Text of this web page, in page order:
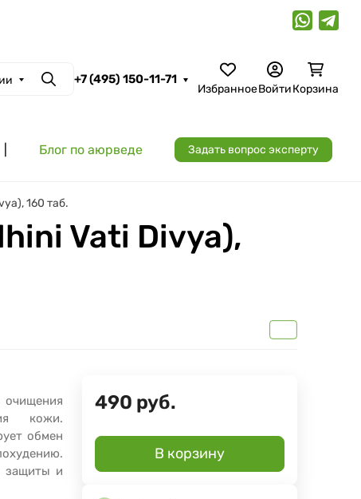
Поиск
+7 (495) 150-11-71
ИзбранноеВойтиКорзина
Блог по аюрведе Задать вопрос эксперту
160 таб.
Vati Divya),
очищения
кожи.
обмен
защиты и
490 руб.
В корзину